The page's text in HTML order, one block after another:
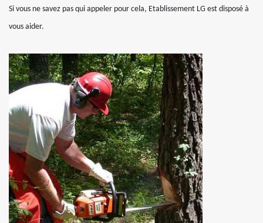
Si vous ne savez pas qui appeler pour cela, Etablissement LG est disposé à
vous aider.